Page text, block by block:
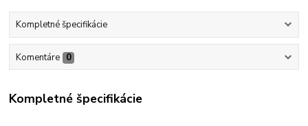
Kompletné špecifikácie
Komentáre 0
Kompletné špecifikácie